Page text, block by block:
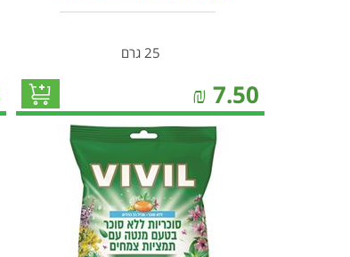
25 גרם
7.50
₪